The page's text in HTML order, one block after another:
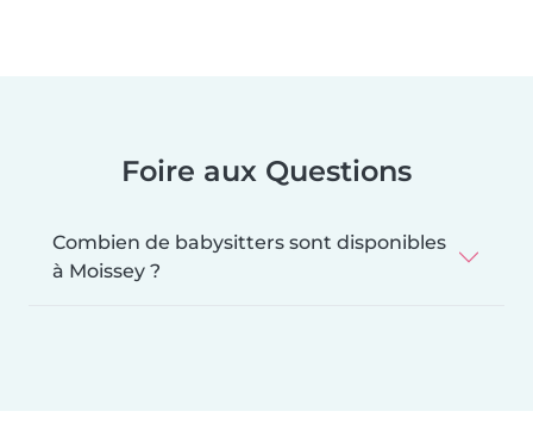
Foire aux Questions
Combien de babysitters sont disponibles
à Moissey ?